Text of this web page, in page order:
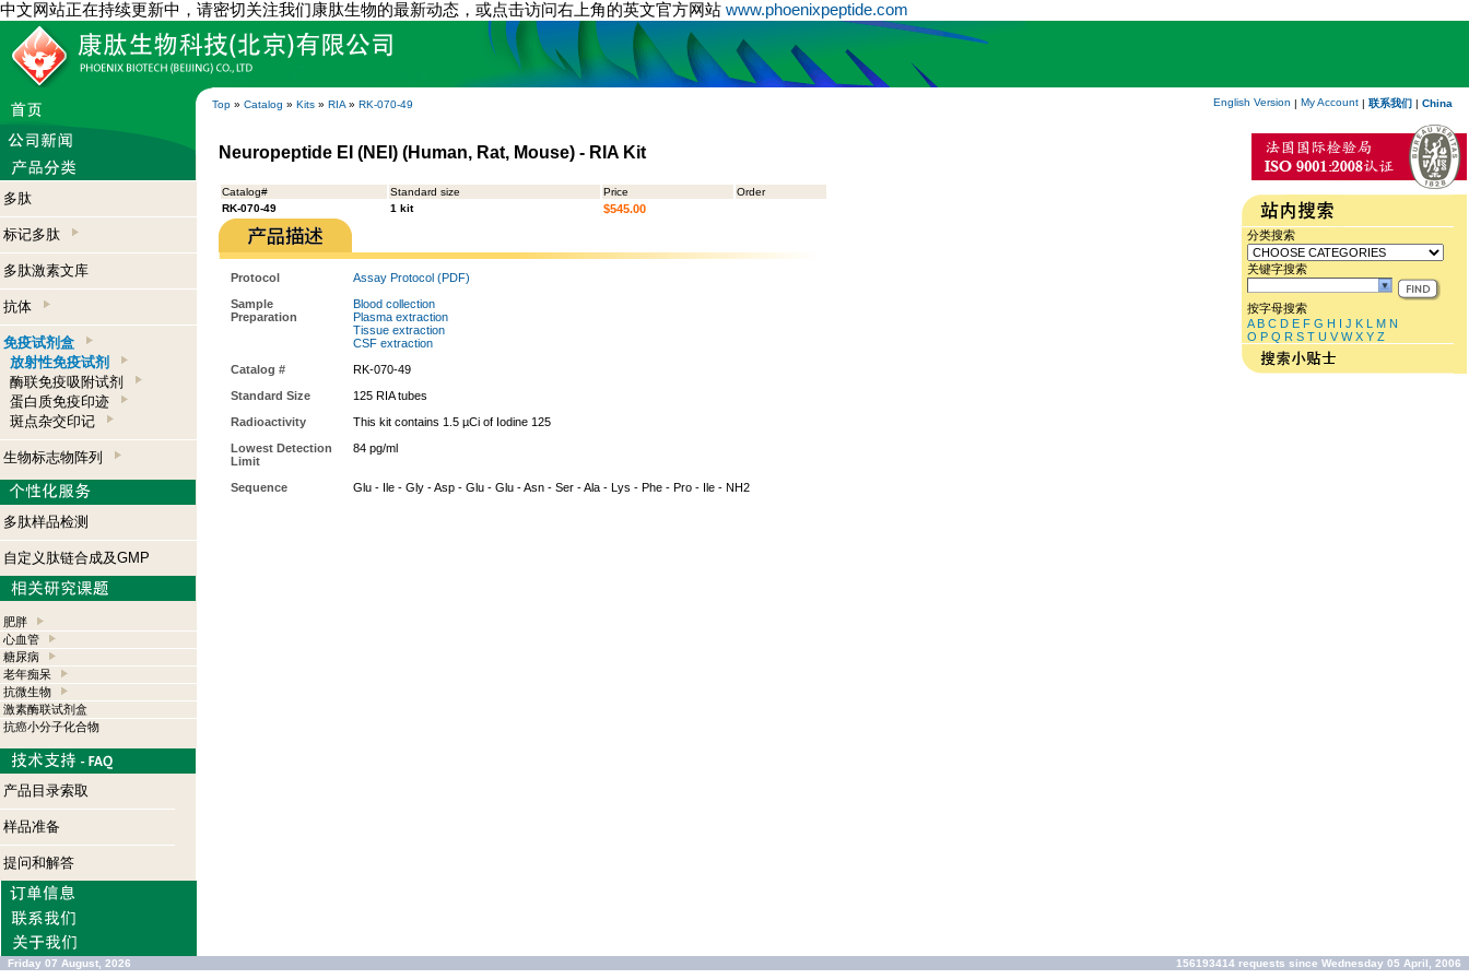
中文网站正在持续更新中，请密切关注我们康肽生物的最新动态，或点击访问右上角的英文官方网站 www.phoenixpeptide.com
Top » Catalog » Kits » RIA » RK-070-49 English Version | My Account | 联系我们 | China
多肽
标记多肽
多肽激素文库
抗体
免疫试剂盒
放射性免疫试剂
酶联免疫吸附试剂
蛋白质免疫印迹
斑点杂交印记
生物标志物阵列
多肽样品检测
自定义肽链合成及GMP
肥胖
心血管
糖尿病
老年痴呆
抗微生物
激素酶联试剂盒
抗癌小分子化合物
产品目录索取
样品准备
提问和解答
Neuropeptide EI (NEI) (Human, Rat, Mouse) - RIA Kit
Catalog# Standard size Price
Order
RK-070-49
1 kit $545.00
Protocol
Assay Protocol (PDF)
Sample
Preparation
Blood collection
Plasma extraction
Tissue extraction
CSF extraction
Catalog #
RK-070-49
Standard Size
125 RIA tubes
Radioactivity
This kit contains 1.5 µCi of Iodine 125
Lowest Detection
Limit
84 pg/ml
Sequence Glu - Ile - Gly - Asp - Glu - Glu - Asn - Ser - Ala - Lys - Phe - Pro - Ile - NH2
分类搜索
关键字搜索
按字母搜索
A B C D E F G H I J K L M N
O P Q R S T U V W X Y Z
Friday 07 August, 2026 156193414 requests since Wednesday 05 April, 2006